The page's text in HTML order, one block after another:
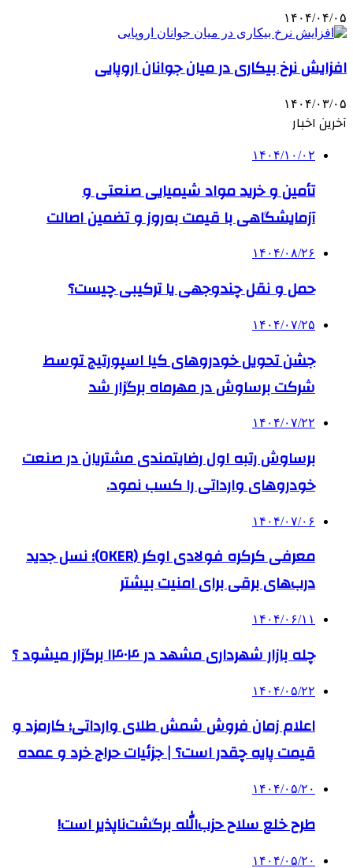
۱۴۰۴/۰۴/۰۵
افزایش نرخ بیکاری در میان جوانان اروپایی
۱۴۰۴/۰۳/۰۵
آخرین اخبار
۱۴۰۴/۱۰/۰۲
تأمین و خرید مواد شیمیایی صنعتی و
آزمایشگاهی با قیمت به‌روز و تضمین اصالت
۱۴۰۴/۰۸/۲۶
حمل و نقل چندوجهی یا ترکیبی چیست؟
۱۴۰۴/۰۷/۲۵
جشن تحویل خودروهای کیا اسپورتیج توسط
شرکت برساوش در مهرماه برگزار شد
۱۴۰۴/۰۷/۲۲
برساوش رتبه اول رضایتمندی مشتریان در صنعت
خودروهای وارداتی را کسب نمود.
۱۴۰۴/۰۷/۰۶
معرفی کرکره فولادی اوکر (OKER)؛ نسل جدید
درب‌های برقی برای امنیت بیشتر
۱۴۰۴/۰۶/۱۱
چله بازار شهرداری مشهد در ۱۴۰۴ برگزار میشود ؟
۱۴۰۴/۰۵/۲۲
اعلام زمان فروش شمش طلای وارداتی؛ کارمزد و
قیمت پایه چقدر است؟ | جزئیات حراج خرد و عمده
۱۴۰۴/۰۵/۲۰
طرح خلع سلاح حزب‌الله برگشت‌ناپذیر است!
۱۴۰۴/۰۵/۲۰